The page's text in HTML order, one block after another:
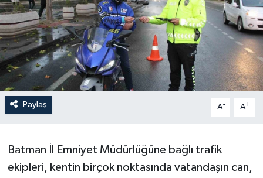
Paylaş A- A+
Batman İl Emniyet Müdürlüğüne bağlı trafik
ekipleri, kentin birçok noktasında vatandaşın can,